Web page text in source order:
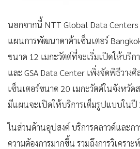
นอกจากนี้ NTT Global Data Centers
แผนการพัฒนาดาต้าเซ็นเตอร์
ขนาด 12 เมกะวัตต์ที่จะเริ่มเปิดให้บริ
และ GSA Data Center เพิ่งจัดพิธีวาง
เซ็นเตอร์ขนาด 20 เมกะวัตต์ในจังหวัด
มีแผนจะเปิดให้บริการเต็มรูปแบบในปี
ในส่วนด้านอุปสงค์ บริการคลาวด์และก
ความต้องการมากขึ้น รวมถึงการวิเครา